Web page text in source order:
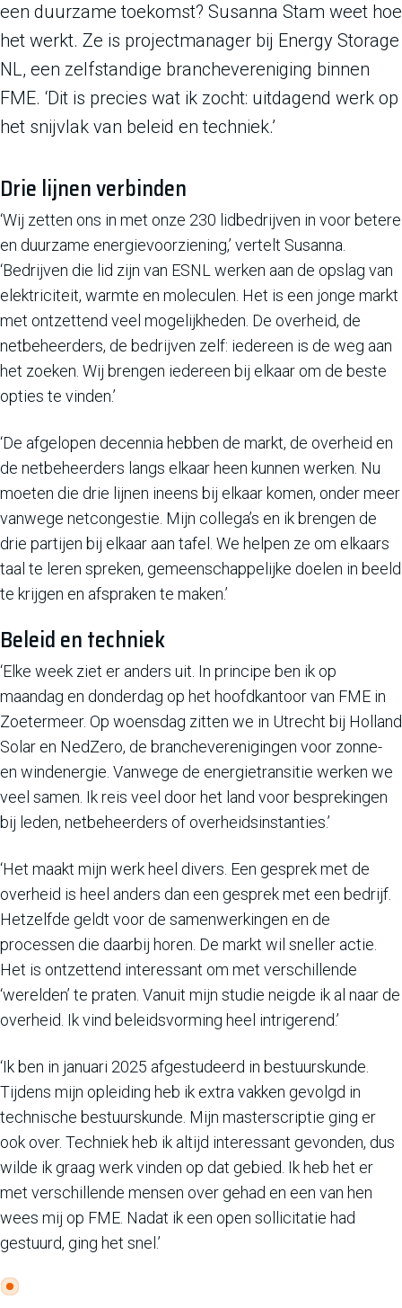
een duurzame toekomst? Susanna Stam weet hoe
het werkt. Ze is projectmanager bij Energy Storage
NL, een zelfstandige branchevereniging binnen
FME. ‘Dit is precies wat ik zocht: uitdagend werk op
het snijvlak van beleid en techniek.’
Drie lijnen verbinden
‘Wij zetten ons in met onze 230 lidbedrijven in voor betere
en duurzame energievoorziening,’ vertelt Susanna.
‘Bedrijven die lid zijn van ESNL werken aan de opslag van
elektriciteit, warmte en moleculen. Het is een jonge markt
met ontzettend veel mogelijkheden. De overheid, de
netbeheerders, de bedrijven zelf: iedereen is de weg aan
het zoeken. Wij brengen iedereen bij elkaar om de beste
opties te vinden.’
‘De afgelopen decennia hebben de markt, de overheid en
de netbeheerders langs elkaar heen kunnen werken. Nu
moeten die drie lijnen ineens bij elkaar komen, onder meer
vanwege netcongestie. Mijn collega’s en ik brengen de
drie partijen bij elkaar aan tafel. We helpen ze om elkaars
taal te leren spreken, gemeenschappelijke doelen in beeld
te krijgen en afspraken te maken.’
Beleid en techniek
‘Elke week ziet er anders uit. In principe ben ik op
maandag en donderdag op het hoofdkantoor van FME in
Zoetermeer. Op woensdag zitten we in Utrecht bij Holland
Solar en NedZero, de brancheverenigingen voor zonne-
en windenergie. Vanwege de energietransitie werken we
veel samen. Ik reis veel door het land voor besprekingen
bij leden, netbeheerders of overheidsinstanties.’
‘Het maakt mijn werk heel divers. Een gesprek met de
overheid is heel anders dan een gesprek met een bedrijf.
Hetzelfde geldt voor de samenwerkingen en de
processen die daarbij horen. De markt wil sneller actie.
Het is ontzettend interessant om met verschillende
‘werelden’ te praten. Vanuit mijn studie neigde ik al naar de
overheid. Ik vind beleidsvorming heel intrigerend.’
‘Ik ben in januari 2025 afgestudeerd in bestuurskunde.
Tijdens mijn opleiding heb ik extra vakken gevolgd in
technische bestuurskunde. Mijn masterscriptie ging er
ook over. Techniek heb ik altijd interessant gevonden, dus
wilde ik graag werk vinden op dat gebied. Ik heb het er
met verschillende mensen over gehad en een van hen
wees mij op FME. Nadat ik een open sollicitatie had
gestuurd, ging het snel.’